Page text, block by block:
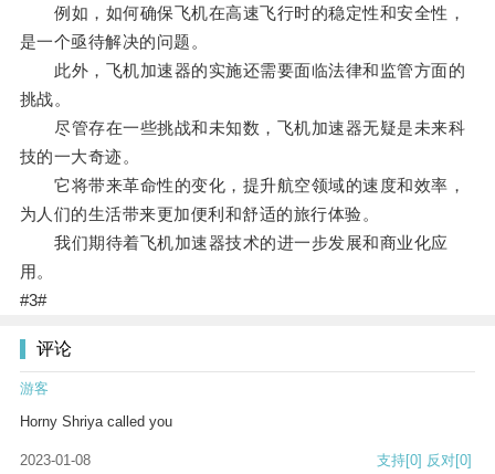
例如，如何确保飞机在高速飞行时的稳定性和安全性，
是一个亟待解决的问题。
此外，飞机加速器的实施还需要面临法律和监管方面的
挑战。
尽管存在一些挑战和未知数，飞机加速器无疑是未来科
技的一大奇迹。
它将带来革命性的变化，提升航空领域的速度和效率，
为人们的生活带来更加便利和舒适的旅行体验。
我们期待着飞机加速器技术的进一步发展和商业化应
用。
#3#
评论
游客
Horny Shriya called you
2023-01-08 支持[0] 反对[0]